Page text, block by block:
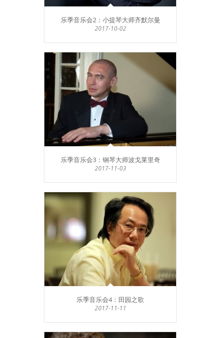
乐季音乐会2：小提琴大师齐默尔曼
2017-10-02
乐季音乐会3：钢琴大师波戈莱里奇
2017-11-03
乐季音乐会4：田园之歌
2017-11-11